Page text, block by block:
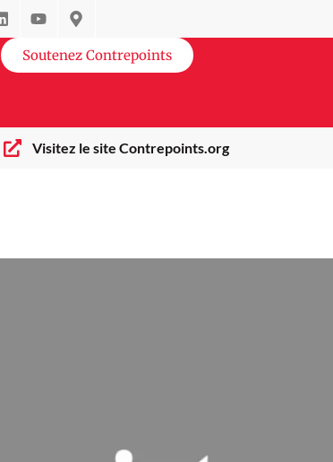
Soutenez Contrepoints
Visitez le site Contrepoints.org